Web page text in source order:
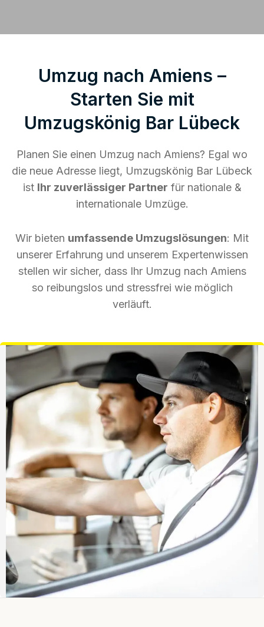
Umzug nach Amiens –
Starten Sie mit
Umzugskönig Bar Lübeck
Planen Sie einen Umzug nach Amiens? Egal wo
die neue Adresse liegt, Umzugskönig Bar Lübeck
ist Ihr zuverlässiger Partner für nationale &
internationale Umzüge.
Wir bieten umfassende Umzugslösungen: Mit
unserer Erfahrung und unserem Expertenwissen
stellen wir sicher, dass Ihr Umzug nach Amiens
so reibungslos und stressfrei wie möglich
verläuft.